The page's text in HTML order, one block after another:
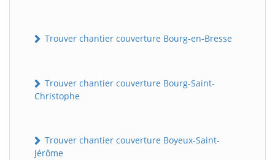
Trouver chantier couverture Bourg-en-Bresse
Trouver chantier couverture Bourg-Saint-
Christophe
Trouver chantier couverture Boyeux-Saint-
Jérôme